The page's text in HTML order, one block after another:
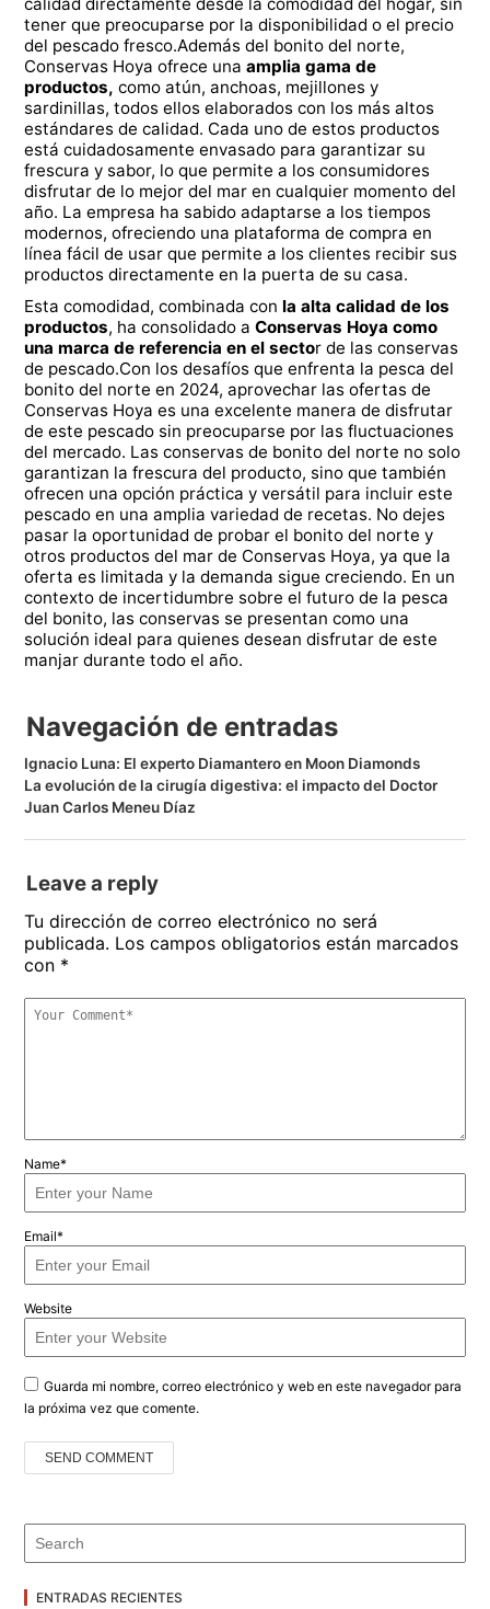
tener que preocuparse por la disponibilidad o el precio
del pescado fresco.Además del bonito del norte,
Conservas Hoya ofrece unaamplia gama de
productos, como atún, anchoas, mejillones y
sardinillas, todos ellos elaborados con los más altos
estándares de calidad. Cada uno de estos productos
está cuidadosamente envasado para garantizar su
frescura y sabor, lo que permite a los consumidores
disfrutar de lo mejor del mar en cualquier momento del
año. La empresa ha sabido adaptarse a los tiempos
modernos, ofreciendo una plataforma de compra en
línea fácil de usar que permite a los clientes recibir sus
productos directamente en la puerta de su casa.
Esta comodidad, combinada con la alta calidad de los
productos, ha consolidado aConservas Hoya como
una marca de referencia en el sector de las conservas
de pescado.Con los desafíos que enfrenta la pesca del
bonito del norte en 2024, aprovechar las ofertas de
Conservas Hoya es una excelente manera de disfrutar
de este pescado sin preocuparse por las fluctuaciones
del mercado. Las conservas de bonito del norte no solo
garantizan la frescura del producto, sino que también
ofrecen una opción práctica y versátil para incluir este
pescado en una amplia variedad de recetas. No dejes
pasar la oportunidad de probar el bonito del norte y
otros productos del mar de Conservas Hoya, ya que la
oferta es limitada y la demanda sigue creciendo. En un
contexto de incertidumbre sobre el futuro de la pesca
del bonito, las conservas se presentan como una
solución ideal para quienes desean disfrutar de este
manjar durante todo el año.
Navegación de entradas
Ignacio Luna: El experto Diamantero en Moon Diamonds
La evolución de la cirugía digestiva: el impacto del Doctor
Juan Carlos Meneu Díaz
Leave a reply
Tu dirección de correo electrónico no será
publicada. Los campos obligatorios están marcados
con *
Name*
Email*
Website
Guarda mi nombre, correo electrónico y web en este navegador para
la próxima vez que comente.
ENTRADAS RECIENTES